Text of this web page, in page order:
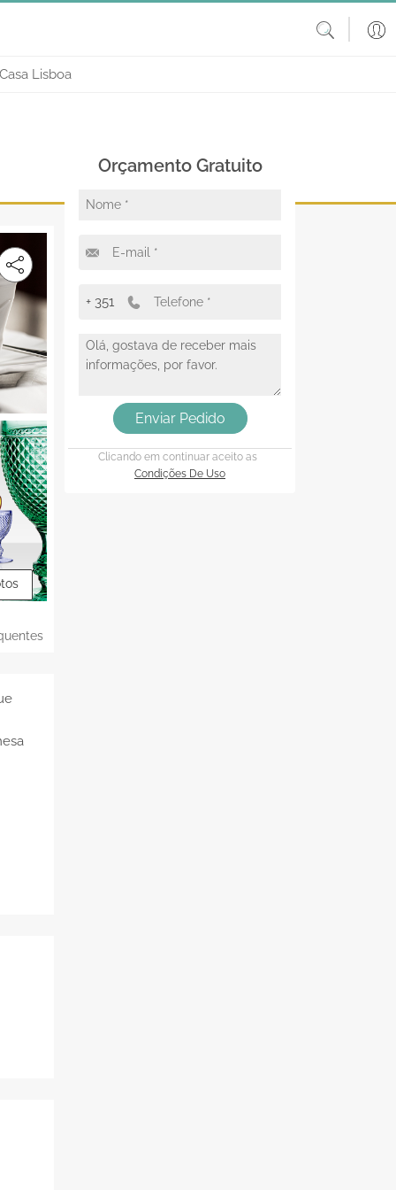
Lisboa
Orçamento Gratuito
+ 351
Enviar Pedido
Clicando em continuar aceito as
Condições De Uso